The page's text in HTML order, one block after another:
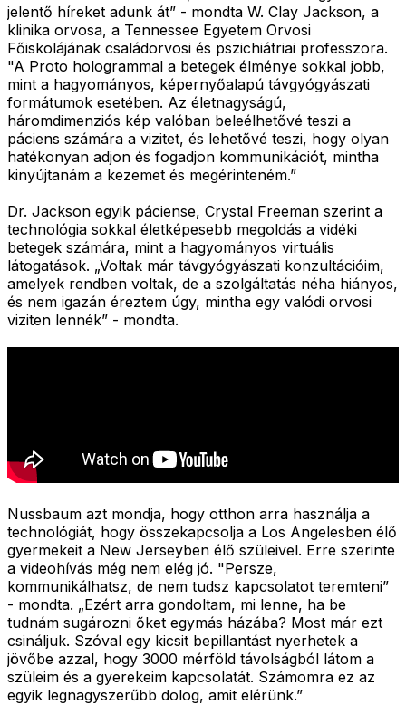
jelentő híreket adunk át” - mondta W. Clay Jackson, a
klinika orvosa, a Tennessee Egyetem Orvosi
Főiskolájának családorvosi és pszichiátriai professzora.
"A Proto hologrammal a betegek élménye sokkal jobb,
mint a hagyományos, képernyőalapú távgyógyászati
formátumok esetében. Az életnagyságú,
háromdimenziós kép valóban beleélhetővé teszi a
páciens számára a vizitet, és lehetővé teszi, hogy olyan
hatékonyan adjon és fogadjon kommunikációt, mintha
kinyújtanám a kezemet és megérinteném.”
Dr. Jackson egyik páciense, Crystal Freeman szerint a
technológia sokkal életképesebb megoldás a vidéki
betegek számára, mint a hagyományos virtuális
látogatások. „Voltak már távgyógyászati konzultációim,
amelyek rendben voltak, de a szolgáltatás néha hiányos,
és nem igazán éreztem úgy, mintha egy valódi orvosi
viziten lennék” - mondta.
Nussbaum azt mondja, hogy otthon arra használja a
technológiát, hogy összekapcsolja a Los Angelesben élő
gyermekeit a New Jerseyben élő szüleivel. Erre szerinte
a videohívás még nem elég jó. "Persze,
kommunikálhatsz, de nem tudsz kapcsolatot teremteni”
- mondta. „Ezért arra gondoltam, mi lenne, ha be
tudnám sugározni őket egymás házába? Most már ezt
csináljuk. Szóval egy kicsit bepillantást nyerhetek a
jövőbe azzal, hogy 3000 mérföld távolságból látom a
szüleim és a gyerekeim kapcsolatát. Számomra ez az
egyik legnagyszerűbb dolog, amit elérünk.”